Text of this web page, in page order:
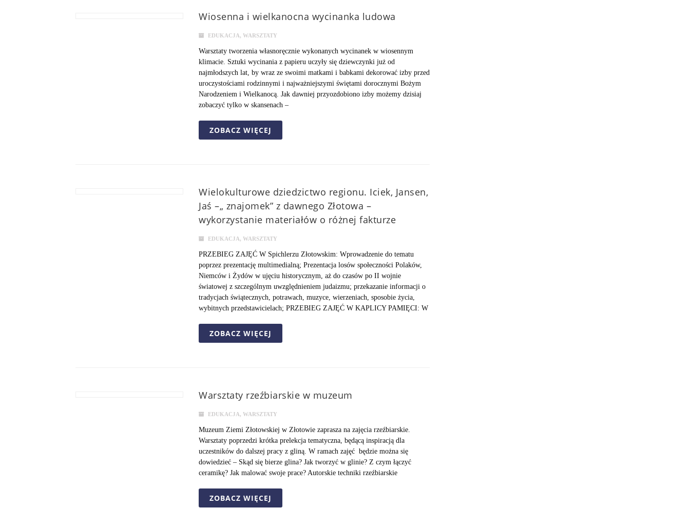
Wiosenna i wielkanocna wycinanka ludowa
EDUKACJA, WARSZTATY
Warsztaty tworzenia własnoręcznie wykonanych wycinanek w wiosennym
klimacie. Sztuki wycinania z papieru uczyły się dziewczynki już od
najmłodszych lat, by wraz ze swoimi matkami i babkami dekorować izby przed
uroczystościami rodzinnymi i najważniejszymi świętami dorocznymi Bożym
Narodzeniem i Wielkanocą. Jak dawniej przyozdobiono izby możemy dzisiaj
zobaczyć tylko w skansenach –
ZOBACZ WIĘCEJ
Wielokulturowe dziedzictwo regionu. Iciek, Jansen,
Jaś –„ znajomek” z dawnego Złotowa –
wykorzystanie materiałów o różnej fakturze
EDUKACJA, WARSZTATY
PRZEBIEG ZAJĘĆ W Spichlerzu Złotowskim: Wprowadzenie do tematu
poprzez prezentację multimedialną; Prezentacja losów społeczności Polaków,
Niemców i Żydów w ujęciu historycznym, aż do czasów po II wojnie
światowej z szczególnym uwzględnieniem judaizmu; przekazanie informacji o
tradycjach świątecznych, potrawach, muzyce, wierzeniach, sposobie życia,
wybitnych przedstawicielach; PRZEBIEG ZAJĘĆ W KAPLICY PAMIĘCI: W
ZOBACZ WIĘCEJ
Warsztaty rzeźbiarskie w muzeum
EDUKACJA, WARSZTATY
Muzeum Ziemi Złotowskiej w Złotowie zaprasza na zajęcia rzeźbiarskie.
Warsztaty poprzedzi krótka prelekcja tematyczna, będącą inspiracją dla
uczestników do dalszej pracy z gliną. W ramach zajęć będzie można się
dowiedzieć – Skąd się bierze glina? Jak tworzyć w glinie? Z czym łączyć
ceramikę? Jak malować swoje prace? Autorskie techniki rzeźbiarskie
ZOBACZ WIĘCEJ